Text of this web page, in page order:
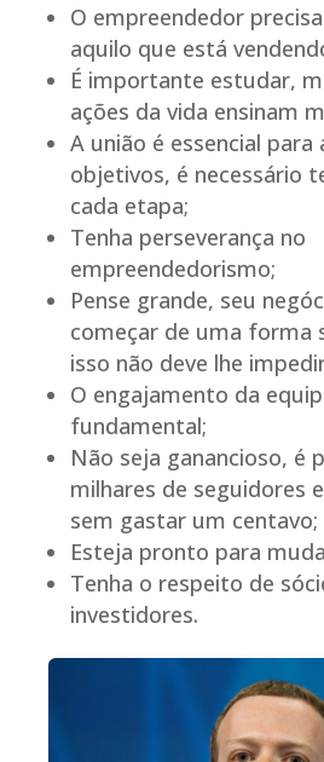
O empreendedor
aquilo que está
É importante estudar,
ações da vida ensinam
A união é essencial para
objetivos, é necessário
cada etapa;
Tenha perseverança no
empreendedorismo;
Pense grande, seu
começar de uma forma
isso não deve lhe
O engajamento da
fundamental;
Não seja ganancioso, é
milhares de seguidores
sem gastar um centavo;
Esteja pronto para
Tenha o respeito de
investidores.